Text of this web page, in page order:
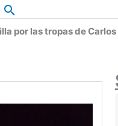
por las tropas de Carlos